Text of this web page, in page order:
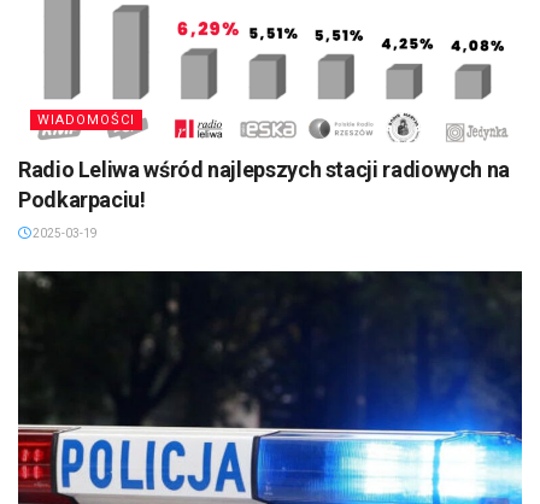
WIADOMOŚCI
Radio Leliwa wśród najlepszych stacji radiowych na
Podkarpaciu!
2025-03-19